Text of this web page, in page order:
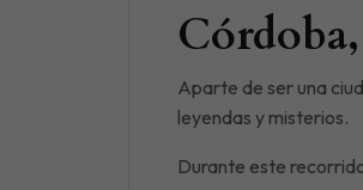
Aparte de ser una
leyendas y misterios.
Durante este